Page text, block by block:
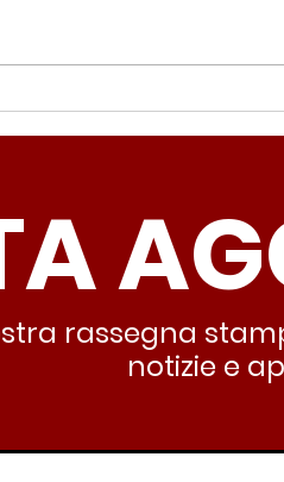
Periferie,
(Radicali
deve
dignità”
rassegna
notizie e